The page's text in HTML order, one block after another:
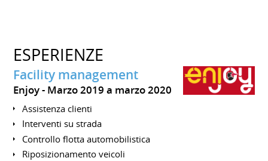
ESPERIENZE
Facility management
Enjoy Marzo 2019 a marzo 2020
Assistenza clienti
Interventi su strada
Controllo flotta automobilistica
Riposizionamento veicoli